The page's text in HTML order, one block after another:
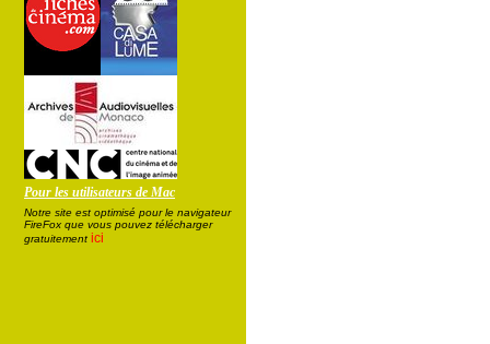
Pour les utilisateurs de Mac
Notre site est optimisé pour le navigateur
FireFox que vous pouvez télécharger
gratuitement ici